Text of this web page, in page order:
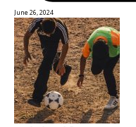
June 26, 2024